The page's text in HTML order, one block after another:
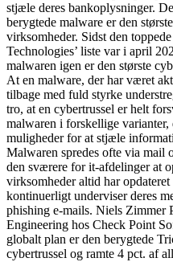
stjæle deres bankoplysninger.
berygtede malware er den
virksomheder. Sidst den
Technologies’ liste var i april
malwaren igen er den største
At en malware, der har været
tilbage med fuld styrke
tro, at en cybertrussel er helt
malwaren i forskellige
muligheder for at stjæle
Malwaren spredes ofte via mail
den sværere for it-afdelinger at
virksomheder altid har
kontinuerligt underviser deres
phishing e-mails. Niels Zimmer
Engineering hos Check Point
globalt plan er den berygtede
cybertrussel og ramte 4 pct. af